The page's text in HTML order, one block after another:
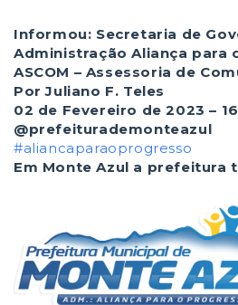
Informou: Secretaria de
Administração Aliança para
ASCOM – Assessoria de
Por Juliano F. Teles
02 de Fevereiro de 2023 –
@prefeiturademonteazul
#aliancaparaoprogresso
Em Monte Azul a prefeitura